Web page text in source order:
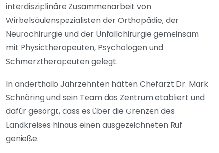
interdisziplinäre Zusammenarbeit von
Wirbelsäulenspezialisten der Orthopädie, der
Neurochirurgie und der Unfallchirurgie gemeinsam
mit Physiotherapeuten, Psychologen und
Schmerztherapeuten gelegt.
In anderthalb Jahrzehnten hätten Chefarzt Dr. Mark
Schnöring und sein Team das Zentrum etabliert und
dafür gesorgt, dass es über die Grenzen des
Landkreises hinaus einen ausgezeichneten Ruf
genieße.